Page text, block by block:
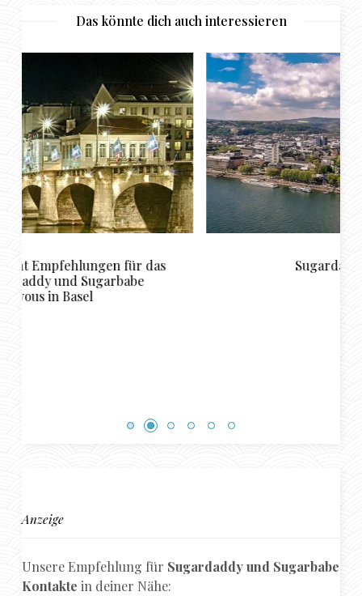
Das könnte dich auch interessieren
Sugardating in Koblenz
Anzeige
Unsere Empfehlung für Sugardaddy und Sugarbabe
Kontakte in deiner Nähe: